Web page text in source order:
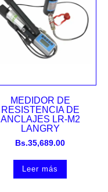
MEDIDOR DE
RESISTENCIA DE
ANCLAJES LR-M2
LANGRY
Bs.35,689.00
Leer más